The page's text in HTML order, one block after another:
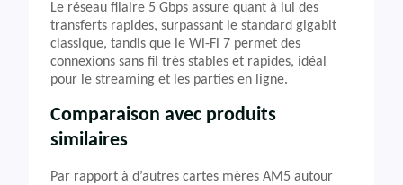
Le réseau filaire 5 Gbps assure quant à lui des
transferts rapides, surpassant le standard gigabit
classique, tandis que le Wi-Fi 7 permet des
connexions sans fil très stables et rapides, idéal
pour le streaming et les parties en ligne.
Comparaison avec produits
similaires
Par rapport à d’autres cartes mères AM5 autour